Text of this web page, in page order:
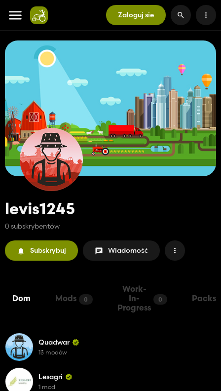
Zaloguj sie
levis1245
0 subskrybentów
Subskrybuj Wiadomość
Dom Mods 0
Work-
In-
Progress
0 Packs
Quadwar
13 modów
Lesagri
1 mod